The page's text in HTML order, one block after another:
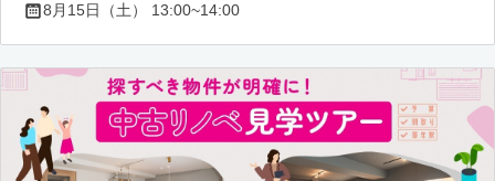
8月15日（土） 13:00~14:00